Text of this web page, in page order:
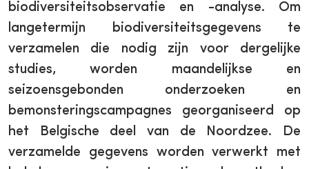
biodiversiteitsobservatie en -analyse. Om
langetermijn biodiversiteitsgegevens te
verzamelen die nodig zijn voor dergelijke
studies, worden maandelijkse en
seizoensgebonden onderzoeken en
bemonsteringscampagnes georganiseerd op
het Belgische deel van de Noordzee. De
verzamelde gegevens worden verwerkt met